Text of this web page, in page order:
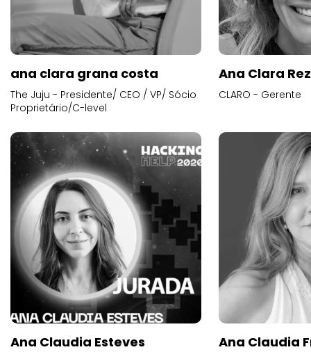
ana clara grana costa
The Juju - Presidente/ CEO / VP/ Sócio
Proprietário/C-level
Ana Clara
CLARO - Gerente
Ana Claudia Esteves
Ana Claudia